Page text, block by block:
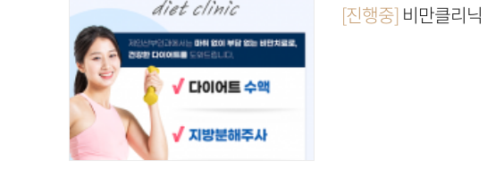
[진행중]비만클리닉